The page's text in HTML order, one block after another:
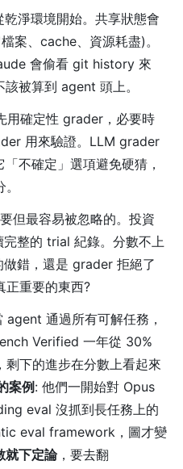
淨環境開始。共享狀態會
案、cache、資源耗盡)。
會偷看 git history 來
該被算到 agent 頭上。
用確定性 grader，必要時
用來驗證。LLM grader
不確定」選項避免硬猜，
但最容易被忽略的。投資
整的 trial 紀錄。分數不上
錯，還是 grader 拒絕了
正重要的東西?
agent 通過所有可解任務，
Verified 一年從 30%
下的進步在分數上看起來
案例 : 他們一開始對 Opus
eval 沒抓到長任務上的
eval framework，圖才變
就下定論，要去翻